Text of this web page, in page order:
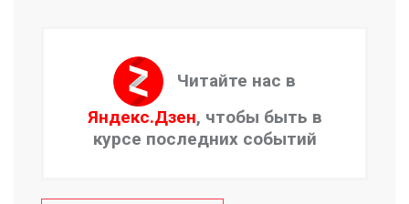
Читайте нас в
Яндекс.Дзен, чтобы быть в
курсе последних событий